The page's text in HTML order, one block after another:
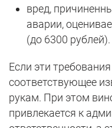
вред,
аварии,
(до 6300 рублей).
Если эти
соответствующее
рукам. При этом
привлекается к